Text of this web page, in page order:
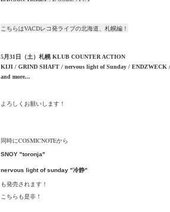
こちらはVACDレコ発ライブの北海道、札幌編！
5月31日（土）札幌 KLUB COUNTER ACTION
KIJI / GRIND SHAFT / nervous light of Sunday / ENDZWECK
and more...
よろしくお願いします！
同時にCOSMICNOTEから
SNOY "toronja"
nervous light of sunday "冷静"
も発売されます！
こちらも是非！